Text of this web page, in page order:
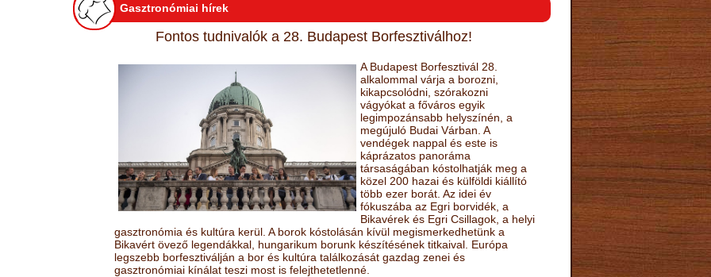
Gasztronómiai hírek
Fontos tudnivalók a 28. Budapest Borfesztiválhoz!
A Budapest Borfesztivál 28.
alkalommal várja a borozni,
kikapcsolódni, szórakozni
vágyókat a főváros egyik
legimpozánsabb helyszínén, a
megújuló Budai Várban. A
vendégek nappal és este is
káprázatos panoráma
társaságában kóstolhatják meg a
közel 200 hazai és külföldi kiállító
több ezer borát. Az idei év
fókuszába az Egri borvidék, a
Bikavérek és Egri Csillagok, a helyi
gasztronómia és kultúra kerül. A borok kóstolásán kívül megismerkedhetünk a
Bikavért övező legendákkal, hungarikum borunk készítésének titkaival. Európa
legszebb borfesztiválján a bor és kultúra találkozását gazdag zenei és
gasztronómiai kínálat teszi most is felejthetetlenné.